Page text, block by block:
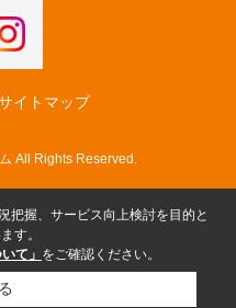
イトマップ
All Rights Reserved.
把握、サービス向上検討を目的と
す。
て」 をご確認ください。